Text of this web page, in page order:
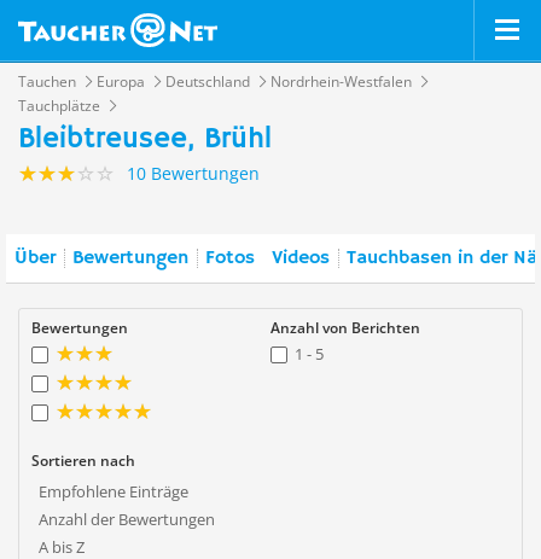
Tauchen Europa Deutschland
Nordrhein-Westfalen
Tauchplätze
Bleibtreusee, Brühl
10 Bewertungen
Über Bewertungen Fotos Videos Tauchbasen in der
Bewertungen Anzahl von Berichten
1 - 5
Sortieren nach
Empfohlene Einträge
Anzahl der Bewertungen
A bis Z